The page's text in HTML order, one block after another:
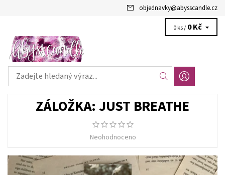
objednavky@abysscandle.cz
0 ks / 0 Kč
ZÁLOŽKA: JUST BREATHE
Neohodnoceno